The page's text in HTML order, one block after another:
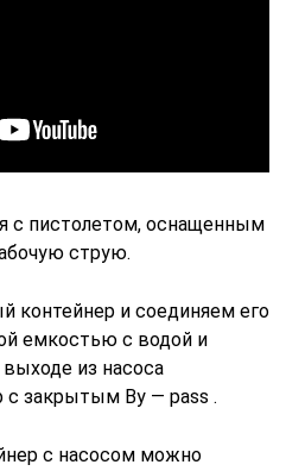
с пистолетом, оснащенным
струю.
контейнер и соединяем его
емкостью с водой и
из насоса
с закрытым By — pass .
с насосом можно